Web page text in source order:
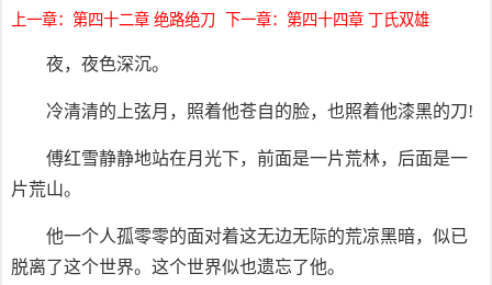
上一章：第四十二章 绝路绝刀 下一章：第四十四章 丁氏双雄
夜，夜色深沉。
冷清清的上弦月，照着他苍自的脸，也照着他漆黑的刀!
傅红雪静静地站在月光下，前面是一片荒林，后面是一
片荒山。
他一个人孤零零的面对着这无边无际的荒凉黑暗，似已
脱离了这个世界。这个世界似也遗忘了他。